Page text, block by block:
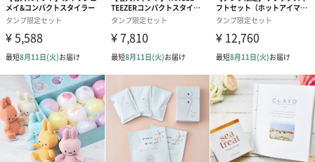
メッセージカード（通常・写真・グリーティング）
誕生日や結婚祝い・出産祝いなど、様々なシーンのメッセージカ
ードを同梱します。
メッセージカードや封筒のデザインは一部変更する場合がありま
す。